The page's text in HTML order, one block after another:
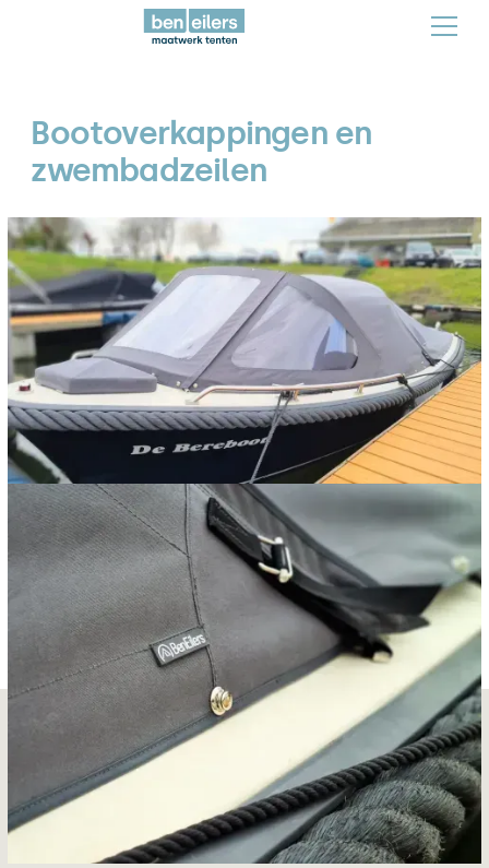
Bootoverkappingen en
zwembadzeilen